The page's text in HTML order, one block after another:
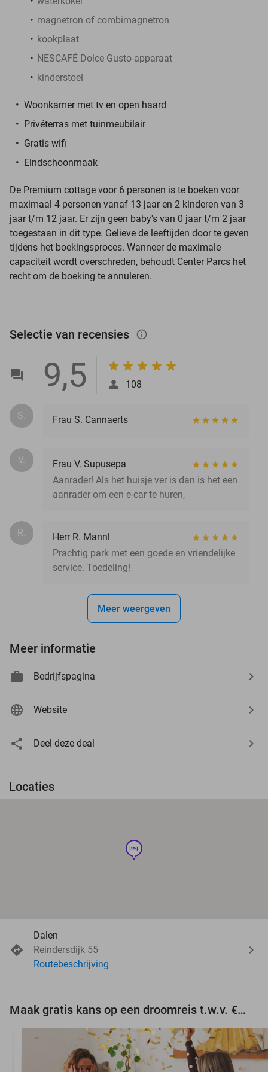
magnetron of combimagnetron
kookplaat
NESCAFÉ Dolce Gusto-apparaat
kinderstoel
Woonkamer met tv en open haard
Privéterras met tuinmeubilair
Gratis wifi
Eindschoonmaak
De Premium cottage voor 6 personen is te boeken voor
maximaal 4 personen vanaf 13 jaar en 2 kinderen van 3
jaar t/m 12 jaar. Er zijn geen baby's van 0 jaar t/m 2 jaar
toegestaan in dit type. Gelieve de leeftijden door te geven
tijdens het boekingsproces. Wanneer de maximale
capaciteit wordt overschreden, behoudt Center Parcs het
recht om de boeking te annuleren.
Selectie van recensies info_outlined
9,5 108
S. Frau S. Cannaerts
V.
Frau V. Supusepa
Aanrader! Als het huisje ver is dan is het een
aanrader om een e-car te huren,
R.
Herr R. Mannl
Prachtig park met een goede en vriendelijke
service. Toedeling!
Meer weergeven
Meer informatie
Bedrijfspagina
Website
Deel deze deal
Locaties
hotel
Dalen
Reindersdijk 55
Routebeschrijving
Maak gratis kans op een droomreis t.w.v. €3.000!